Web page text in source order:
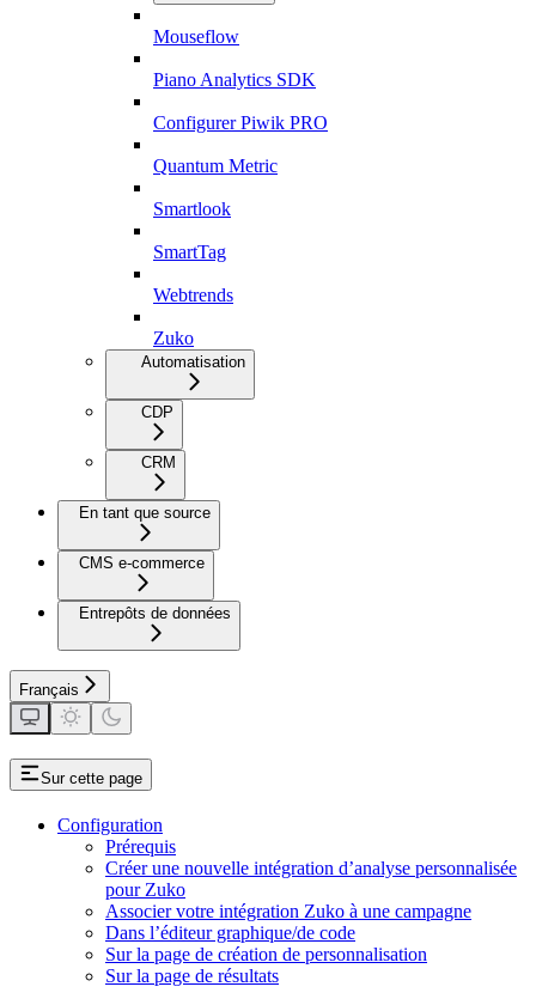
Mouseflow
Piano Analytics SDK
Configurer Piwik PRO
Quantum Metric
Smartlook
SmartTag
Webtrends
Zuko
Automatisation
CDP
CRM
En tant que source
CMS e-commerce
Entrepôts de données
Français
Sur cette page
Configuration
Prérequis
Créer une nouvelle intégration d’analyse personnalisée
pour Zuko
Associer votre intégration Zuko à une campagne
Dans l’éditeur graphique/de code
Sur la page de création de personnalisation
Sur la page de résultats